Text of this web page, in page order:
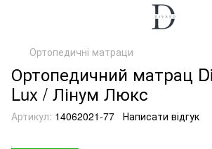
Ортопедичні матраци
Ортопедичний матрац
Lux / Лінум Люкс
Артикул: 14062021-77 Написати відгук